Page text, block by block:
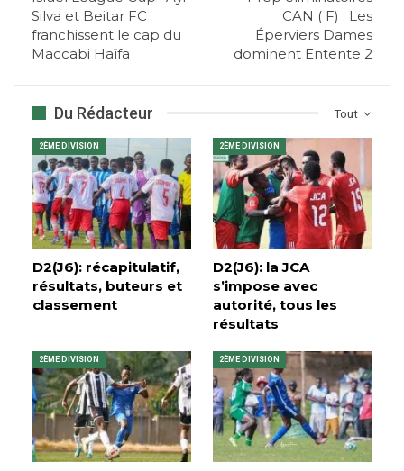
Silva et Beitar FC
franchissent le cap du
Maccabi Haïfa
CAN ( F) : Les
Éperviers Dames
dominent Entente 2
Tout
Du Rédacteur
2ÈME DIVISION
D2(J6): récapitulatif,
résultats, buteurs et
classement
2ÈME DIVISION
D2(J6): la JCA
s’impose avec
autorité, tous les
résultats
2ÈME DIVISION 2ÈME DIVISION